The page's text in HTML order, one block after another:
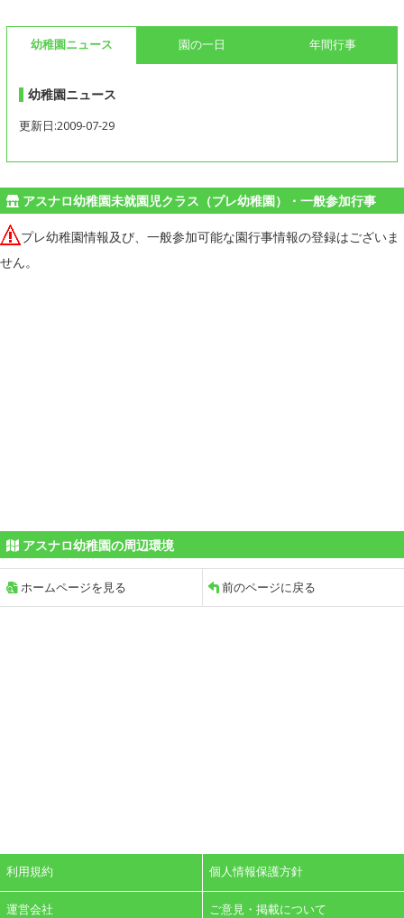
幼稚園ニュース 園の一日 年間行事
幼稚園ニュース
更新日:2009-07-29
アスナロ幼稚園未就園児クラス（プレ幼稚園）・一般参加行事
プレ幼稚園情報及び、一般参加可能な園行事情報の登録はございま
せん。
アスナロ幼稚園の周辺環境
ホームページを見る 前のページに戻る
利用規約 個人情報保護方針
運営会社 ご意見・掲載について